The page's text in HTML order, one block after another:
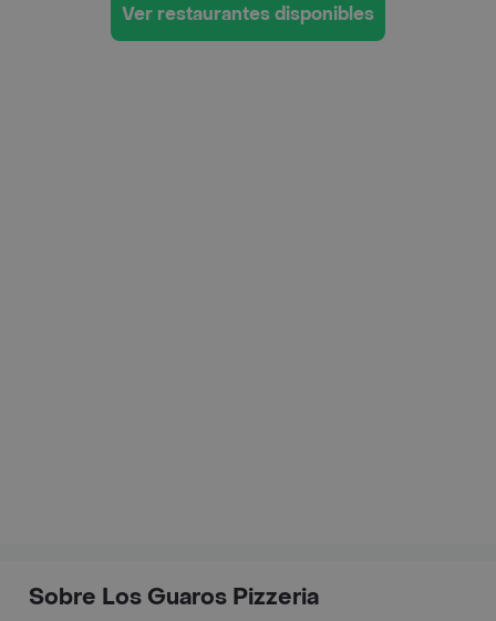
Ver restaurantes disponibles
Sobre Los Guaros Pizzeria